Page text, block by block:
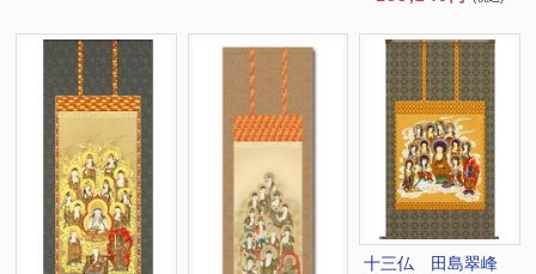
十三仏 田島翠峰